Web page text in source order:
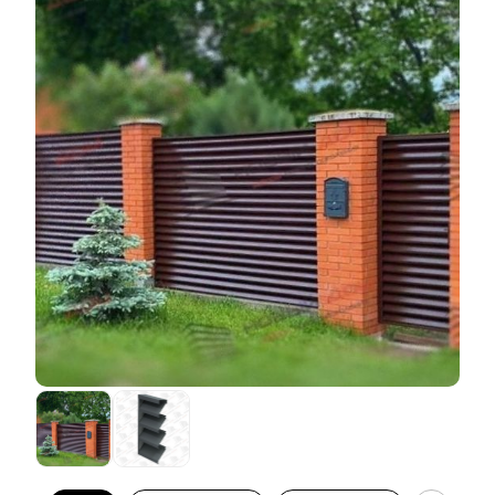
При этом глубина секции остается в своих
стандартных пределах. Как и в прочих вариантах
исполнения заборов, глубина может быть: 50 мм, 60
мм и 80 мм. Функциональные и эксплуатационные
характеристики забора не меняются в зависимости
от выбора глубины секции. При любой глубине
заборы остаются одинаково качественными,
прочными и надежными. Меняется лишь
предыдущих вариантах, можно искать наиболее
подходящий для вас баланс между эффектом
объемности, количеством горизонтальных линий и
изгибов.
варианта есть свои плюсы и минусы. Плюсы в том,
что забор получается дешевле по сравнению с
порошковой окраской. При этом и качество и
дизайнерская составляющая остаются на высоком
уровне. Но есть и ряд минусов. Ассортимент
расцветок и фактур листовой стали, которые
производят наши заводы, не всегда покрывает
желания клиентов. И, к сожалению, этот ассортимент
зачастую доступен только для стали толщиной 0,5
мм. А если необходимо выполнить забор из стали
толще, то ассортимент расцветок сводится в лучшем
случае к трем цветам. И они далеко не ходовые. И
еще одно ограничение в том, что в таком варианте
декоративного покрытия доступны не все варианты
наших конструктивных решений. А это в некоторых
случаях может снизить скорость монтажа забора
(качество забора, при этом, конечно же не страдает).
Тем не менее, для многих эти ограничения не
мешают подобрать подходящий вариант и тогда
такое покрытие является наиболее оптимальным.